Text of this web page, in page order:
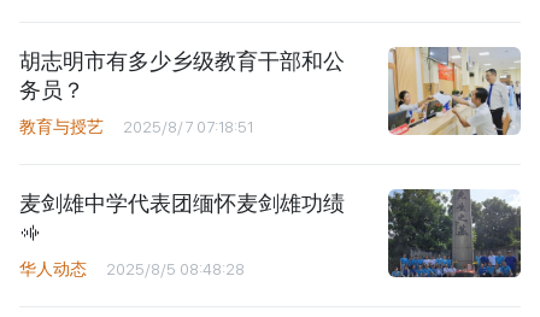
胡志明市有多少乡级教育干部和公
务员？
教育与授艺 2025/8/7 07:18:51
麦剑雄中学代表团缅怀麦剑雄功绩
华人动态 2025/8/5 08:48:28